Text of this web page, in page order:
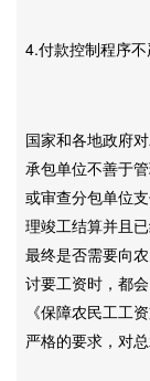
4.付款控制程序
国家和各地政府
承包单位不善于
或审查分包单位
理竣工结算并且
最终是否需要向
讨要工资时，都
《保障农民工工
严格的要求，对